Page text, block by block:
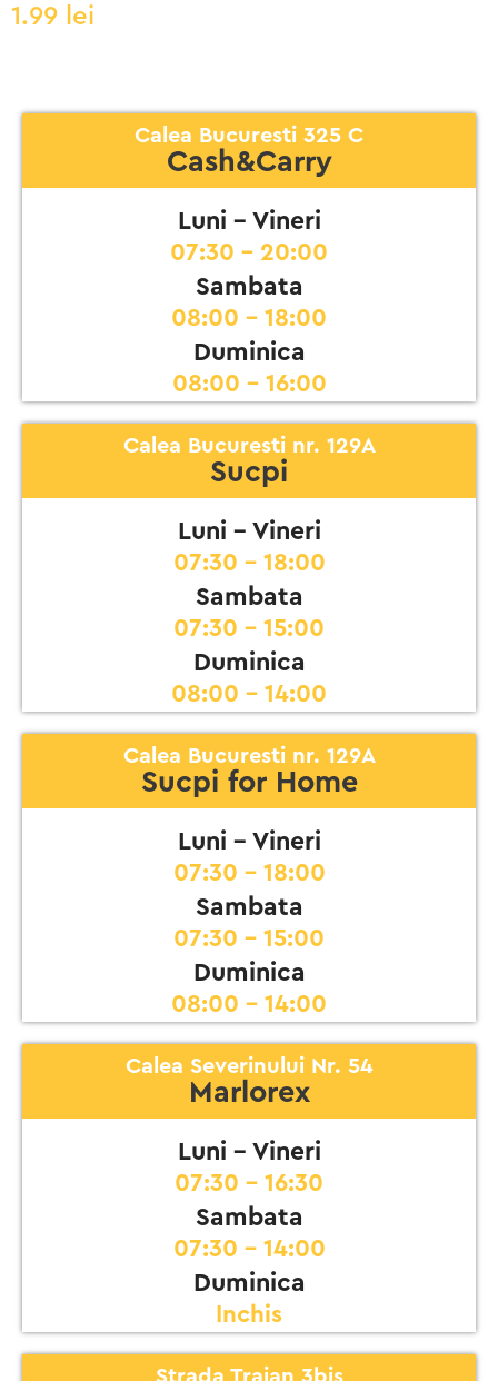
1.99 lei
Calea Bucuresti 325 C
Cash&Carry
Luni - Vineri
07:30 - 20:00
Sambata
08:00 - 18:00
Duminica
08:00 - 16:00
Calea Bucuresti nr. 129A
Sucpi
Luni - Vineri
07:30 - 18:00
Sambata
07:30 - 15:00
Duminica
08:00 - 14:00
Calea Bucuresti nr. 129A
Sucpi for Home
Luni - Vineri
07:30 - 18:00
Sambata
07:30 - 15:00
Duminica
08:00 - 14:00
Calea Severinului Nr. 54
Marlorex
Luni - Vineri
07:30 - 16:30
Sambata
07:30 - 14:00
Duminica
Inchis
Strada Traian 3bis